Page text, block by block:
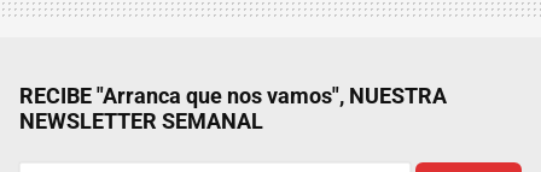
RECIBE "Arranca que nos vamos", NUESTRA
NEWSLETTER SEMANAL